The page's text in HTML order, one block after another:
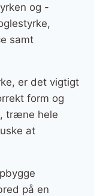
og -
samt
er det vigtigt
form og
træne hele
at
på en